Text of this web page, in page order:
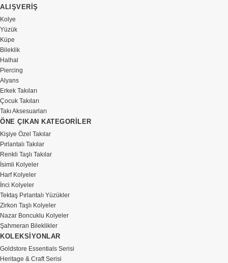
ALIŞVERİŞ
Kolye
Yüzük
Küpe
Bileklik
Halhal
Piercing
Alyans
Erkek Takıları
Çocuk Takıları
Takı Aksesuarları
ÖNE ÇIKAN KATEGORİLER
Kişiye Özel Takılar
Pırlantalı Takılar
Renkli Taşlı Takılar
İsimli Kolyeler
Harf Kolyeler
İnci Kolyeler
Tektaş Pırlantalı Yüzükler
Zirkon Taşlı Kolyeler
Nazar Boncuklu Kolyeler
Şahmeran Bileklikler
KOLEKSİYONLAR
Goldstore Essentials Serisi
Heritage & Craft Serisi